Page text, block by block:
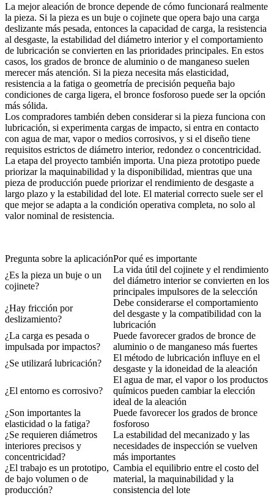
La mejor aleación de bronce depende de cómo funcionará realmente
la pieza. Si la pieza es un buje o cojinete que opera bajo una carga
deslizante más pesada, entonces la capacidad de carga, la resistencia
al desgaste, la estabilidad del diámetro interior y el comportamiento
de lubricación se convierten en las prioridades principales. En estos
casos, los grados de bronce de aluminio o de manganeso suelen
merecer más atención. Si la pieza necesita más elasticidad,
resistencia a la fatiga o geometría de precisión pequeña bajo
condiciones de carga ligera, el bronce fosforoso puede ser la opción
más sólida.
Los compradores también deben considerar si la pieza funciona con
lubricación, si experimenta cargas de impacto, si entra en contacto
con agua de mar, vapor o medios corrosivos, y si el diseño tiene
requisitos estrictos de diámetro interior, redondez o concentricidad.
La etapa del proyecto también importa. Una pieza prototipo puede
priorizar la maquinabilidad y la disponibilidad, mientras que una
pieza de producción puede priorizar el rendimiento de desgaste a
largo plazo y la estabilidad del lote. El material correcto suele ser el
que mejor se adapta a la condición operativa completa, no solo al
valor nominal de resistencia.
Pregunta sobre la aplicaciónPor qué es importante
¿Es la pieza un buje o un
cojinete?
La vida útil del cojinete y el rendimiento
del diámetro interior se convierten en los
principales impulsores de la selección
¿Hay fricción por
deslizamiento?
Debe considerarse el comportamiento
del desgaste y la compatibilidad con la
lubricación
¿La carga es pesada o
impulsada por impactos?
Puede favorecer grados de bronce de
aluminio o de manganeso más fuertes
¿Se utilizará lubricación?
El método de lubricación influye en el
desgaste y la idoneidad de la aleación
¿El entorno es corrosivo?
El agua de mar, el vapor o los productos
químicos pueden cambiar la elección
ideal de la aleación
¿Son importantes la
elasticidad o la fatiga?
Puede favorecer los grados de bronce
fosforoso
¿Se requieren diámetros
interiores precisos y
concentricidad?
La estabilidad del mecanizado y las
necesidades de inspección se vuelven
más importantes
¿El trabajo es un prototipo,
de bajo volumen o de
producción?
Cambia el equilibrio entre el costo del
material, la maquinabilidad y la
consistencia del lote